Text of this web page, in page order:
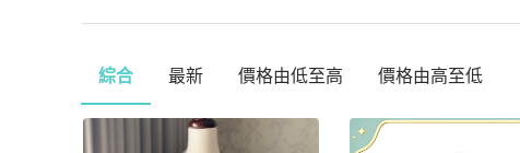
綜合 最新 價格由低至高 價格由高至低